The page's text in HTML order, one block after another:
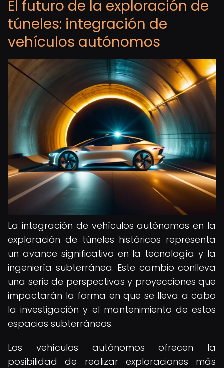
El futuro de la exploración de
túneles: integración de
vehículos autónomos
La integración de vehículos autónomos en la
exploración de túneles históricos representa
un avance significativo en la tecnología y la
ingeniería subterránea. Este cambio conlleva
una serie de perspectivas y proyecciones que
impactarán la forma en que se lleva a cabo
la investigación y el mantenimiento de estos
espacios subterráneos.
Los vehículos autónomos ofrecen la
posibilidad de realizar exploraciones más